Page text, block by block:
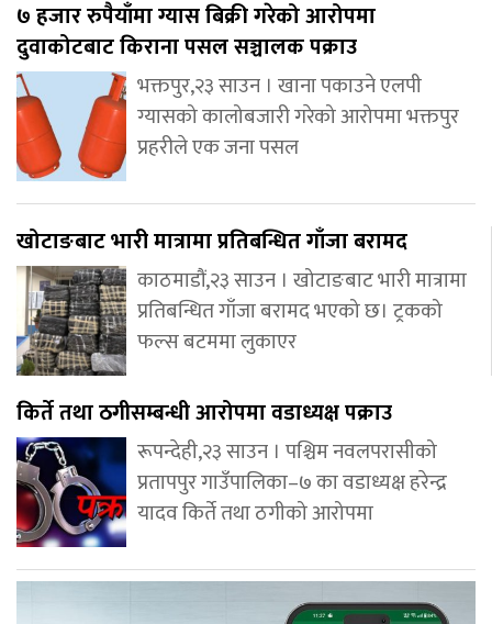
७ हजार रुपैयाँमा ग्यास बिक्री गरेको आरोपमा
दुवाकोटबाट किराना पसल सञ्चालक पक्राउ
भक्तपुर,२३ साउन । खाना पकाउने एलपी
ग्यासको कालोबजारी गरेको आरोपमा भक्तपुर
प्रहरीले एक जना पसल
खोटाङबाट भारी मात्रामा प्रतिबन्धित गाँजा बरामद
काठमाडौं,२३ साउन । खोटाङबाट भारी मात्रामा
प्रतिबन्धित गाँजा बरामद भएको छ। ट्रकको
फल्स बटममा लुकाएर
किर्ते तथा ठगीसम्बन्धी आरोपमा वडाध्यक्ष पक्राउ
रूपन्देही,२३ साउन । पश्चिम नवलपरासीको
प्रतापपुर गाउँपालिका–७ का वडाध्यक्ष हरेन्द्र
यादव किर्ते तथा ठगीको आरोपमा